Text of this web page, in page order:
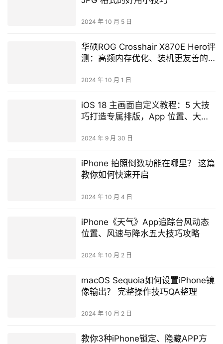
2024 年 10 月 5 日
华硕ROG Crosshair X870E Hero评
测：高频内存优化、装机更友善的
2024 年 10 月 1 日
iOS 18 主画面自定义教程：5 大技
巧打造专属排版，App 位置、大
2024 年 9 月 30 日
iPhone 拍照倒数功能在哪里？ 这篇
教你如何快速开启
2024 年 10 月 4 日
iPhone《天气》App追踪台风动态
位置、风速与降水五大技巧攻略
2024 年 10 月 2 日
macOS Sequoia如何设置iPhone镜
像输出？ 完整操作技巧QA整理
2024 年 10 月 2 日
教你3种iPhone锁定、隐藏APP方